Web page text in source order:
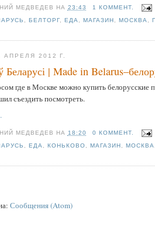
МЕДВЕДЕВ НА 23:43
1 КОММЕНТ.
БЕЛТОРГ, ЕДА МАГАЗИН ,МОСКВА ,
2012 Г.
Беларусі | Made in
где в Москве можно купить
съездить посмотреть.
МЕДВЕДЕВ НА 18:20
0 КОММЕНТ.
ЕДА КОНЬКОВО МАГАЗИН ,МОСКВА
Сообщения (Atom)